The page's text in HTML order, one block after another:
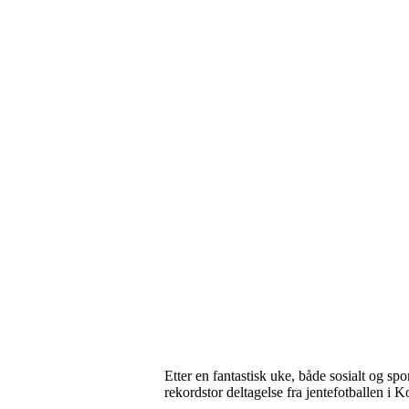
Etter en fantastisk uke, både sosialt og
rekordstor deltagelse fra jentefotballen i